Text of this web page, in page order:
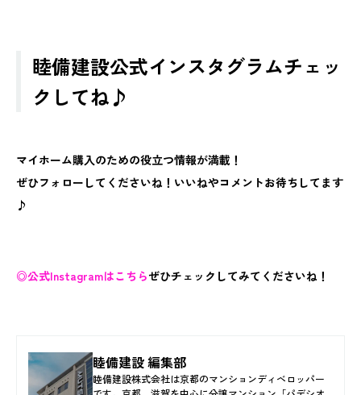
睦備建設公式インスタグラムチェッ
クしてね♪
マイホーム購入のための役立つ情報が満載！
ぜひフォローしてくださいね！いいねやコメントお待ちしてます
♪
◎公式Instagramはこちらぜひチェックしてみてくださいね！
睦備建設 編集部
睦備建設株式会社は京都のマンションディベロッパー